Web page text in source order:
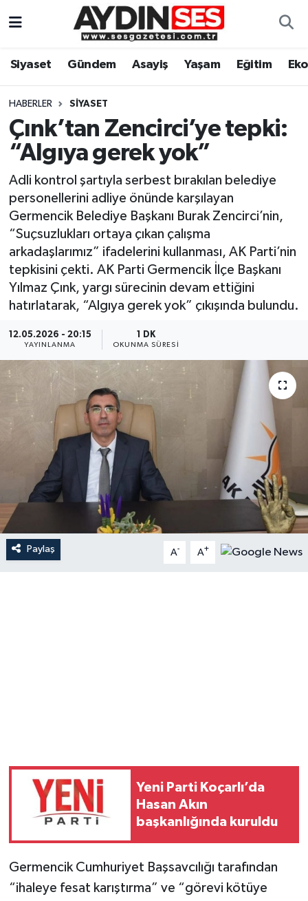
Siyaset Gündem Asayiş Yaşam Eğitim
HABERLER SIYASET
Çınk’tan Zencirci’ye tepki:
“Algıya gerek yok”
Adli kontrol şartıyla serbest bırakılan belediye
personellerini adliye önünde karşılayan
Germencik Belediye Başkanı Burak Zencirci’nin,
“Suçsuzlukları ortaya çıkan çalışma
arkadaşlarımız” ifadelerini kullanması, AK Parti’nin
tepkisini çekti. AK Parti Germencik İlçe Başkanı
Yılmaz Çınk, yargı sürecinin devam ettiğini
hatırlatarak, “Algıya gerek yok” çıkışında bulundu.
12.05.2026 - 20:15
YAYINLANMA
1 DK
OKUNMA SÜRESI
Paylaş A- A+
Yeni Parti Koçarlı’da
Hasan Akın
başkanlığında kuruldu
Germencik Cumhuriyet Başsavcılığı tarafından
“ihaleye fesat karıştırma” ve “görevi kötüye
Gündem
Siyaset
Ekonomi
Yaşam
Eğitim
Kültür Sanat
Spor
Aydın Hava Durumu
Aydin Namaz Vakitleri
Aydın Trafik Yoğunluk Haritası
Süper Lig Puan Durumu ve Fikstür
Tüm Manşetler
Son Dakika Haberleri
Haber Arşivi